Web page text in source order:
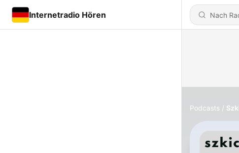
Internetradio Hören
Podcasts